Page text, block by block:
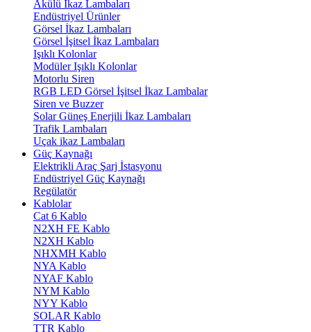
Akülü İkaz Lambaları
Endüstriyel Ürünler
Görsel İkaz Lambaları
Görsel İşitsel İkaz Lambaları
Işıklı Kolonlar
Modüler Işıklı Kolonlar
Motorlu Siren
RGB LED Görsel İşitsel İkaz Lambalar
Siren ve Buzzer
Solar Güneş Enerjili İkaz Lambaları
Trafik Lambaları
Uçak ikaz Lambaları
Güç Kaynağı
Elektrikli Araç Şarj İstasyonu
Endüstriyel Güç Kaynağı
Regülatör
Kablolar
Cat 6 Kablo
N2XH FE Kablo
N2XH Kablo
NHXMH Kablo
NYA Kablo
NYAF Kablo
NYM Kablo
NYY Kablo
SOLAR Kablo
TTR Kablo